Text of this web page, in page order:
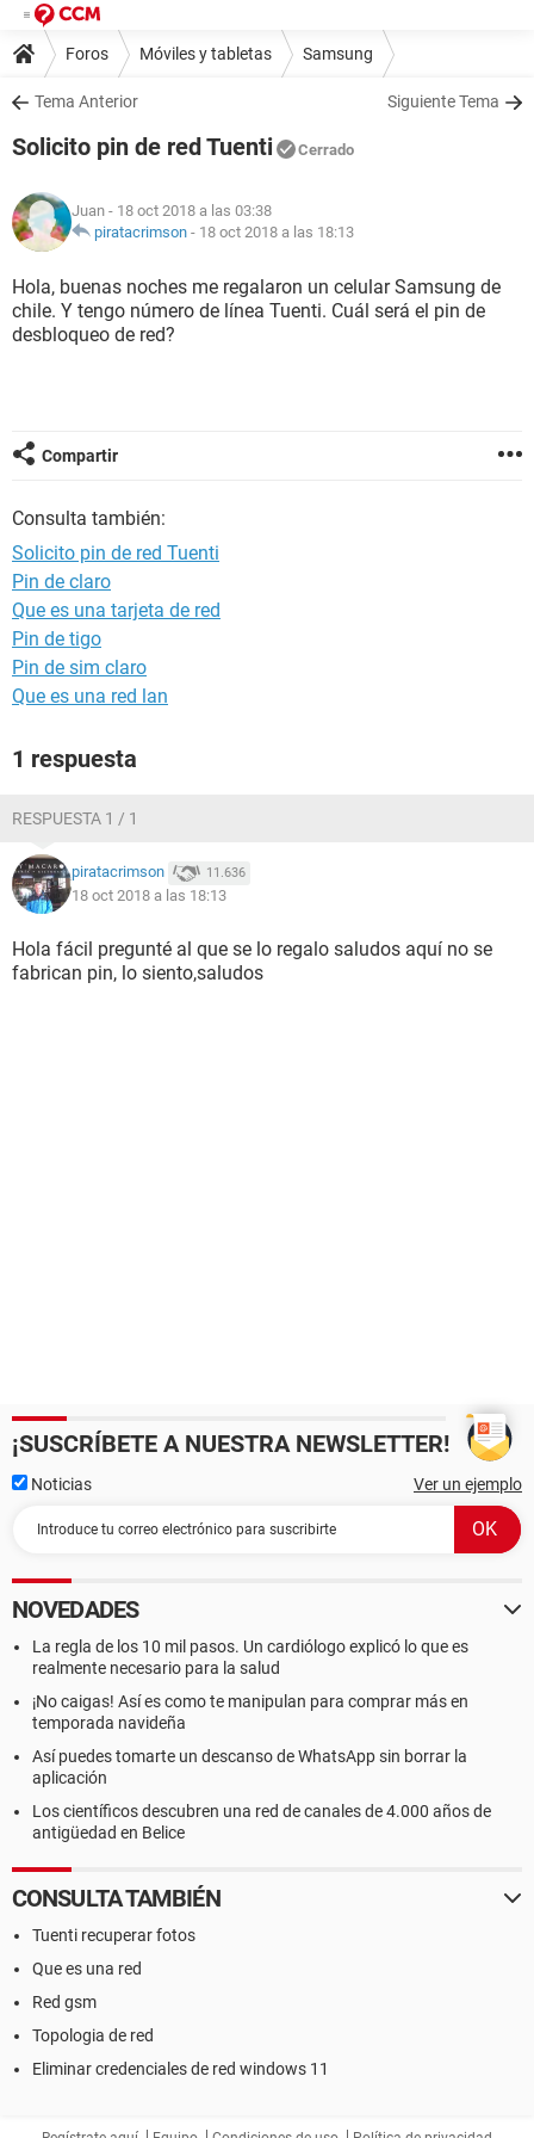
Foros Móviles y tabletas Samsung
Tema Anterior Siguiente Tema
Solicito pin de red Tuenti Cerrado
Juan - 18 oct 2018 a las 03:38
piratacrimson - 18 oct 2018 a las 18:13
Hola, buenas noches me regalaron un celular Samsung de
chile. Y tengo número de línea Tuenti. Cuál será el pin de
desbloqueo de red?
Compartir
Consulta también:
Solicito pin de red Tuenti
Pin de claro
Que es una tarjeta de red
Pin de tigo
Pin de sim claro
Que es una red lan
1 respuesta
RESPUESTA 1 / 1
piratacrimson 11.636
18 oct 2018 a las 18:13
Hola fácil pregunté al que se lo regalo saludos aquí no se
fabrican pin, lo siento,saludos
¡SUSCRÍBETE A NUESTRA NEWSLETTER!
Noticias Ver un ejemplo
NOVEDADES
La regla de los 10 mil pasos. Un cardiólogo explicó lo que es
realmente necesario para la salud
¡No caigas! Así es como te manipulan para comprar más en
temporada navideña
Así puedes tomarte un descanso de WhatsApp sin borrar la
aplicación
Los científicos descubren una red de canales de 4.000 años de
antigüedad en Belice
CONSULTA TAMBIÉN
Tuenti recuperar fotos
Que es una red
Red gsm
Topologia de red
Eliminar credenciales de red windows 11